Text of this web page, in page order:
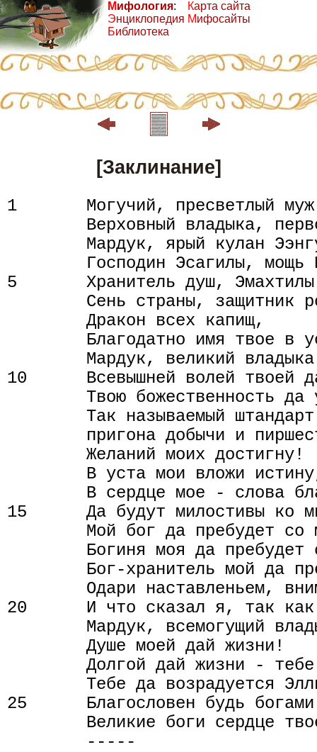
Мифология:
Энциклопедия
Библиотека
Карта сайта
Мифосайты
[Заклинание]
1       Могучий, пресветлый
Верховный владыка,
Мардук, ярый кулан
Господин Эсагилы, мощь
5       Хранитель душ, Эмахтилы
Сень страны, защитник
        Дракон всех капищ,
Благодатно имя твое в
Мардук, великий
10      Всевышней волей твоей
Твою божественность да
Так называемый
пригона добычи и
        Желаний моих достигну!
В уста мои вложи
В сердце мое - слова
15      Да будут милостивы ко
Мой бог да пребудет со
Богиня моя да пребудет
Бог-хранитель мой да
Одари наставленьем,
20      И что сказал я, так как
Мардук, всемогущий
        Душе моей дай жизни!
Долгой дай жизни -
Тебе да возрадуется
25      Благословен будь богами
Великие боги сердце
        -----